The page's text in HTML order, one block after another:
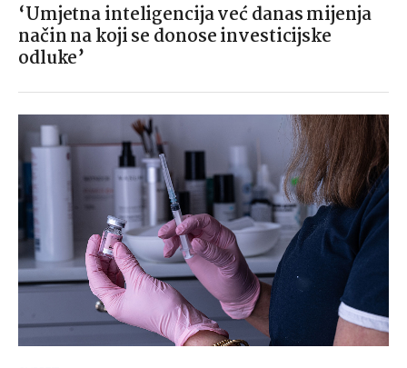
‘Umjetna inteligencija već danas mijenja
način na koji se donose investicijske
odluke’